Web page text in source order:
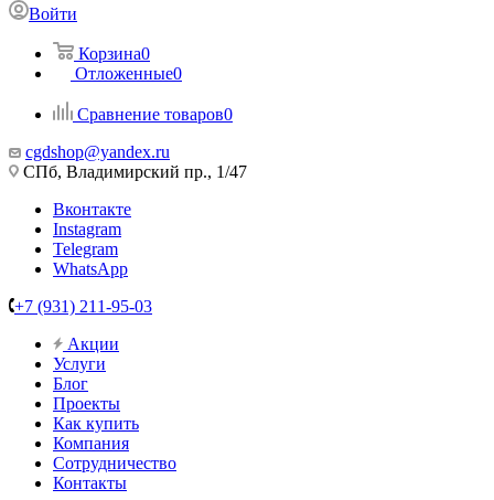
Войти
Корзина0
Отложенные0
Сравнение товаров0
cgdshop@yandex.ru
СПб, Владимирский пр., 1/47
Вконтакте
Instagram
Telegram
WhatsApp
+7 (931) 211-95-03
Акции
Услуги
Блог
Проекты
Как купить
Компания
Сотрудничество
Контакты